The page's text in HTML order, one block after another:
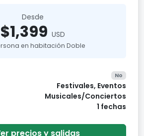
Desde
$1,399 USD
en habitación Doble
No
Festivales, Eventos
Musicales/Conciertos
1 fechas
precios y salidas